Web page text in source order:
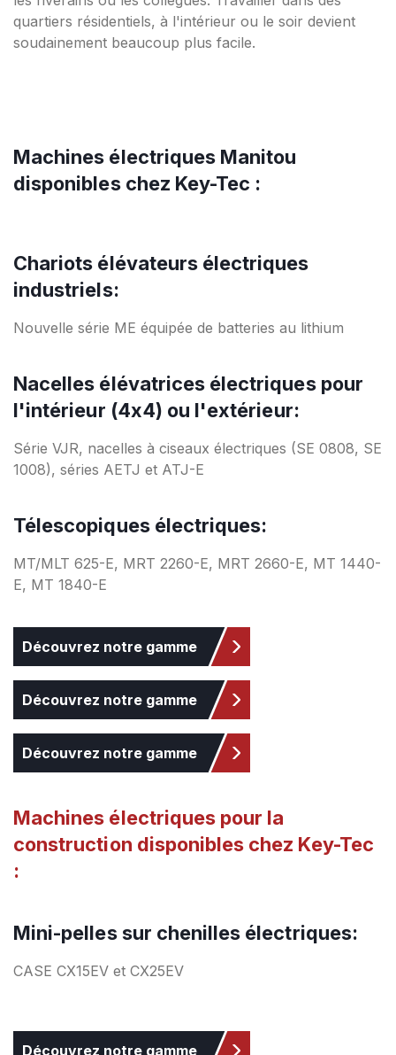
quartiers résidentiels, à l'intérieur ou le soir devient
soudainement beaucoup plus facile.
Machines électriques Manitou
disponibles chez Key-Tec :
Chariots élévateurs électriques
industriels:
Nouvelle série ME équipée de batteries au lithium
Nacelles élévatrices électriques pour
l'intérieur (4x4) ou l'extérieur:
Série VJR, nacelles à ciseaux électriques (SE 0808, SE
1008), séries AETJ et ATJ-E
Télescopiques électriques:
MT/MLT 625-E, MRT 2260-E, MRT 2660-E, MT 1440-
E, MT 1840-E
Découvrez notre gamme
Découvrez notre gamme
Découvrez notre gamme
Machines électriques pour la
construction disponibles chez Key-Tec
:
Mini-pelles sur chenilles électriques:
CASE CX15EV et CX25EV
Découvrez notre gamme